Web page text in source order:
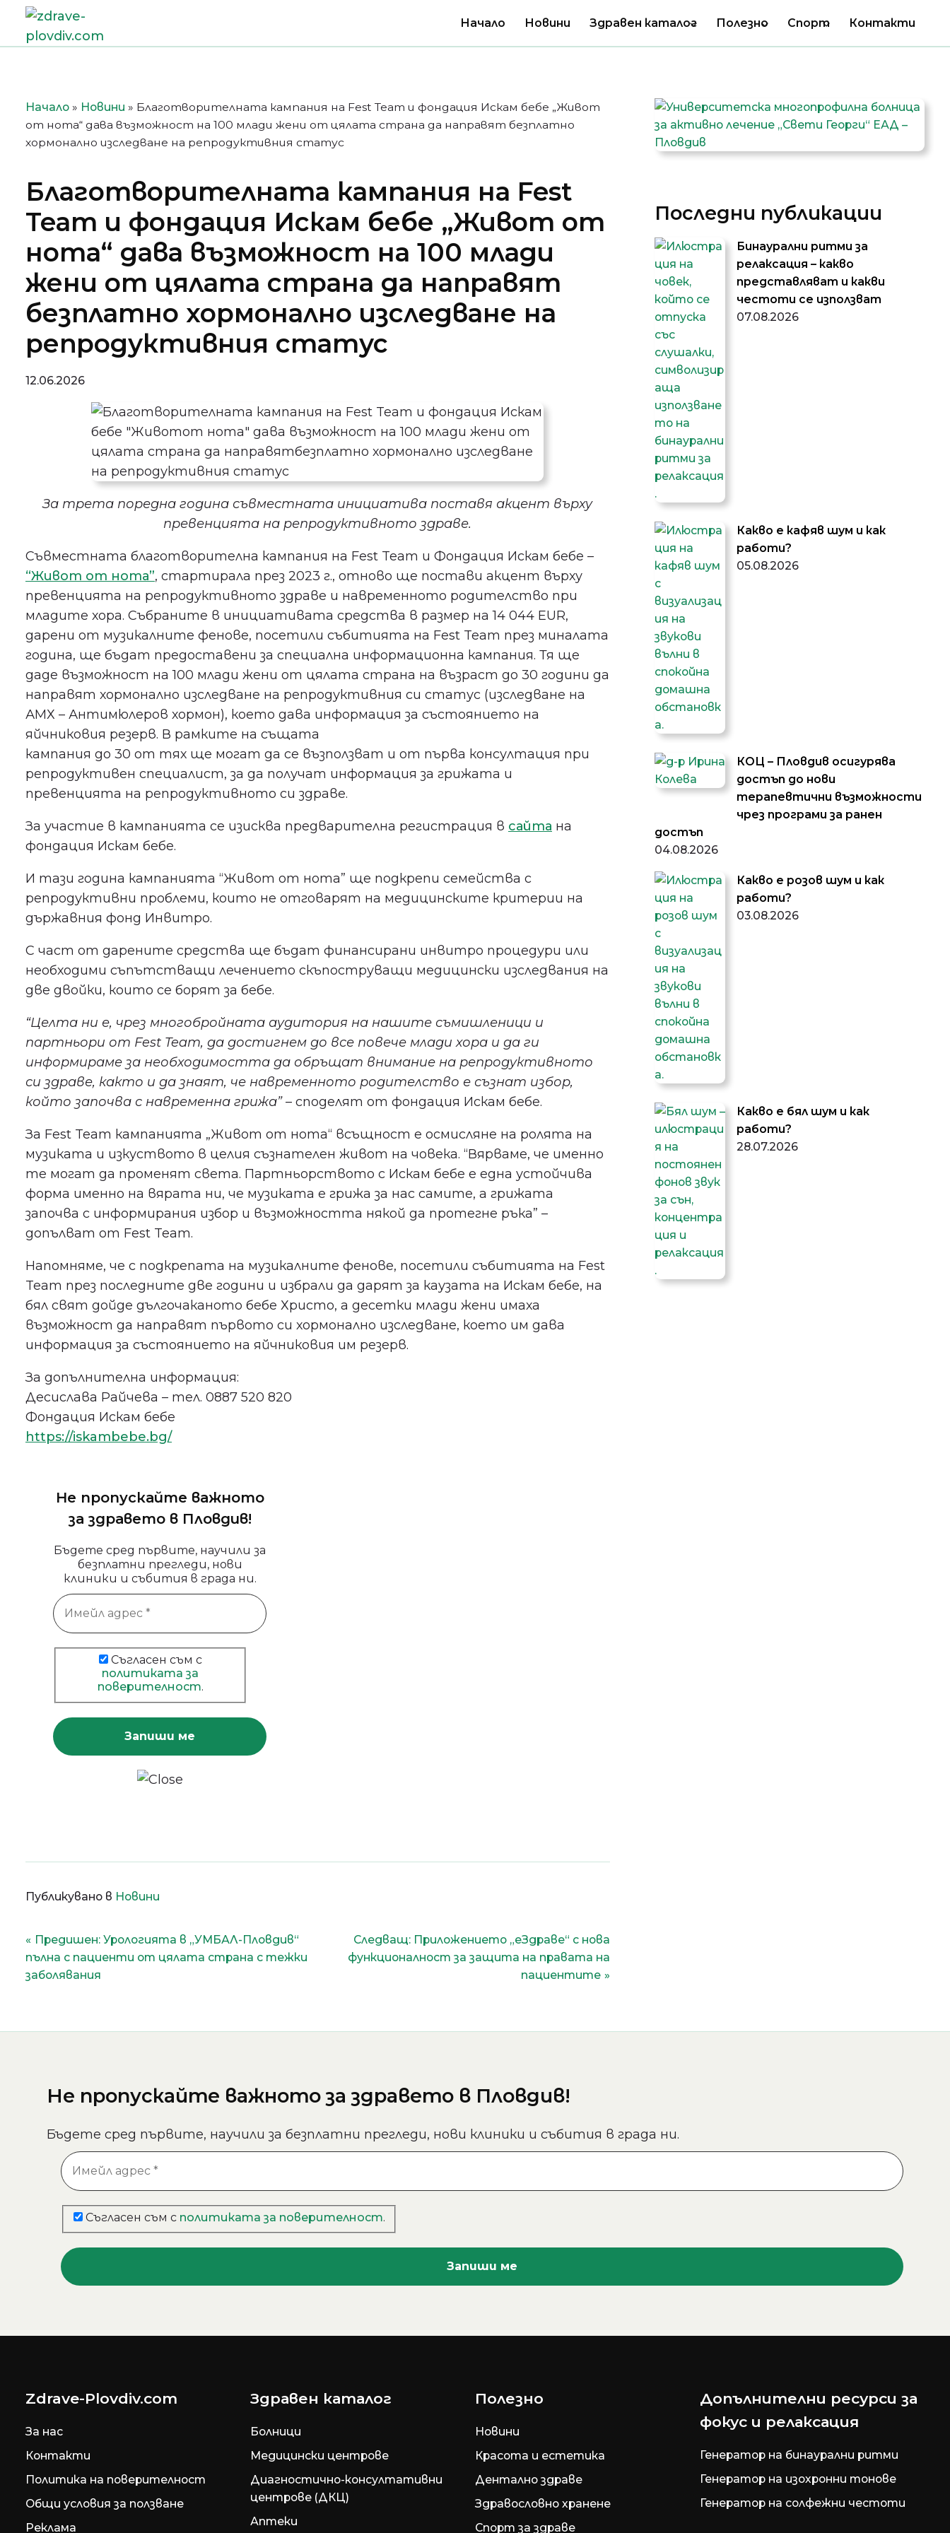
Преминете
съдържанието
Начало Новини Здравен каталог Полезно Спорт Контакти
Начало » Новини » Благотворителната кампания на Fest Team и фондация Искам бебе „Живот
от нота“ дава възможност на 100 млади жени от цялата страна да направят безплатнo
хормонално изследване на репродуктивния статус
Благотворителната кампания на Fest
Team и фондация Искам бебе „Живот от
нота“ дава възможност на 100 млади
жени от цялата страна да направят
безплатнo хормонално изследване на
репродуктивния статус
12.06.2026
За трета поредна година съвместната инициатива поставя акцент върху
превенцията на репродуктивното здраве.
Съвместната благотворителна кампания на Fest Team и Фондация Искам бебе –
“Живот от нота”, стартирала през 2023 г., отново ще постави акцент върху
превенцията на репродуктивното здраве и навременното родителство при
младите хора. Събраните в инициативата средства в размер на 14 044 EUR,
дарени от музикалните фенове, посетили събитията на Fest Team през миналата
година, ще бъдат предоставени за специална информационна кампания. Тя ще
даде възможност на 100 млади жени от цялата страна на възраст до 30 години да
направят хормонално изследване на репродуктивния си статус (изследване на
АМХ – Антимюлеров хормон), което дава информация за състоянието на
яйчниковия резерв. В рамките на същата
кампания до 30 от тях ще могат да се възползват и от първа консултация при
репродуктивен специалист, за да получат информация за грижата и
превенцията на репродуктивното си здраве.
За участие в кампанията се изисква предварителна регистрация в сайта на
фондация Искам бебе.
И тази година кампанията “Живот от нота” ще подкрепи семейства с
репродуктивни проблеми, които не отговарят на медицинските критерии на
държавния фонд Инвитро.
С част от дарените средства ще бъдат финансирани инвитро процедури или
необходими съпътстващи лечението скъпоструващи медицински изследвания на
две двойки, които се борят за бебе.
“Целта ни е, чрез многобройната аудитория на нашите съмишленици и
партньори от Fest Team, да достигнем до все повече млади хора и да ги
информираме за необходимостта да обръщат внимание на репродуктивното
си здраве, както и да знаят, че навременното родителство е съзнат избор,
който започва с навременна грижа”– споделят от фондация Искам бебе.
За Fest Team кампанията „Живот от нота“ всъщност е осмисляне на ролята на
музиката и изкуството в целия съзнателен живот на човека. “Вярваме, че именно
те могат да променят света. Партньорството с Искам бебе е една устойчива
форма именно на вярата ни, че музиката е грижа за нас самите, а грижата
започва с информирания избор и възможността някой да протегне ръка” –
допълват от Fest Team.
Напомняме, че с подкрепата на музикалните фенове, посетили събитията на Fest
Team през последните две години и избрали да дарят за каузата на Искам бебе, на
бял свят дойде дългочаканото бебе Христо, а десетки млади жени имаха
възможност да направят първото си хормонално изследване, което им дава
информация за състоянието на яйчниковия им резерв.
За допълнителна информация:
Десислава Райчева – тел. 0887 520 820
Фондация Искам бебе
https://iskambebe.bg/
Не пропускайте важното
за здравето в Пловдив!
Бъдете сред първите, научили за
безплатни прегледи, нови
клиники и събития в града ни.
Съгласен съм с
политиката за
поверителност.
Публикувано в Новини
Навигация
Предишен: Урологията в „УМБАЛ-Пловдив“
пълна с пациенти от цялата страна с тежки
заболявания
Следващ: Приложението „еЗдраве“ с нова
функционалност за защита на правата на
пациентите
Последни публикации
Бинаурални ритми за
релаксация – какво
представляват и какви
честоти се използват
07.08.2026
Какво е кафяв шум и как
работи?
05.08.2026
КОЦ – Пловдив осигурява
достъп до нови
терапевтични възможности
чрез програми за ранен
достъп
04.08.2026
Какво е розов шум и как
работи?
03.08.2026
Какво е бял шум и как
работи?
28.07.2026
Не пропускайте важното за здравето в Пловдив!
Бъдете сред първите, научили за безплатни прегледи, нови клиники и събития в града ни.
Съгласен съм с политиката за поверителност.
Zdrave-Plovdiv.com
За нас
Контакти
Политика на поверителност
Общи условия за ползване
Реклама
Здравен каталог
Болници
Медицински центрове
Диагностично-консултативни
центрове (ДКЦ)
Аптеки
Полезно
Новини
Красота и естетика
Дентално здраве
Здравословно хранене
Спорт за здраве
Допълнителни ресурси за
фокус и релаксация
Генератор на бинаурални ритми
Генератор на изохронни тонове
Генератор на солфежни честоти